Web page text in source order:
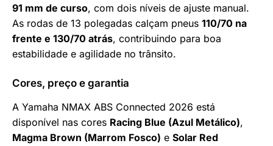
91 mm de curso, com dois níveis de ajuste manual.
As rodas de 13 polegadas calçam pneus 110/70 na
frente e 130/70 atrás, contribuindo para boa
estabilidade e agilidade no trânsito.
Cores, preço e garantia
A Yamaha NMAX ABS Connected 2026 está
disponível nas cores Racing Blue (Azul Metálico),
Magma Brown (Marrom Fosco) e Solar Red